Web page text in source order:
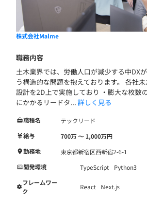
株式会社Malme
職務内容
土木業界では、労働人口が減少する中DX
う構造的な問題を抱えております。 各社
設計を2D上で実施しており ・膨大な枚数
にかかるリードタ... 詳しく見る
職種名
テックリード
給与
700万 〜 1,000万円
勤務地
東京都新宿区西新宿2-6-1
開発環境
TypeScript
Python3
フレームワー
ク
React Next.js